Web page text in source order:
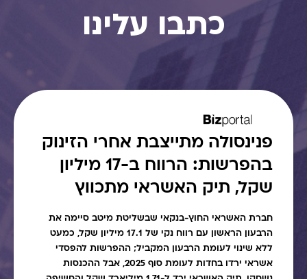
כתבו עלינו
פנינסולה מתייצבת אחרי הזינוק
בהפרשות: הרווח ב-17 מיליון
שקל, תיק האשראי מתכווץ
חברת האשראי החוץ-בנקאי שבשליטת מיטב סיימה את
הרבעון הראשון עם רווח נקי של 17.1 מיליון שקל, כמעט
ללא שינוי לעומת הרבעון המקביל; ההפרשות להפסדי
אשראי ירדו בחדות לעומת סוף 2025, אבל ההכנסות